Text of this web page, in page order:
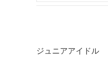
ジュニアアイドル